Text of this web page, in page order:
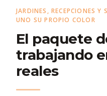
JARDINES, RECEPCIONES
UNO SU PROPIO COLOR
El paquete
trabajando
reales